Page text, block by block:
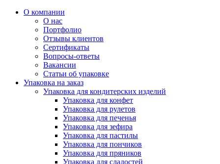
О компании
О нас
Портфолио
Отзывы клиентов
Сертификаты
Вопросы-ответы
Вакансии
Статьи об упаковке
Упаковка на заказ
Упаковка для кондитерских изделий
Упаковка для конфет
Упаковка для рулетов
Упаковка для печенья
Упаковка для зефира
Упаковка для пастилы
Упаковка для пончиков
Упаковка для пряников
Упаковка для сладостей